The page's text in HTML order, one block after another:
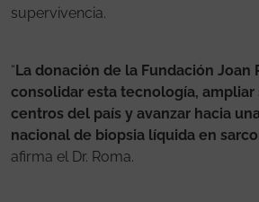
supervivencia.
“La donación de la Fundación Joan
consolidar esta tecnología, ampliar
centros del país y avanzar hacia
nacional de biopsia líquida en
afirma el Dr. Roma.